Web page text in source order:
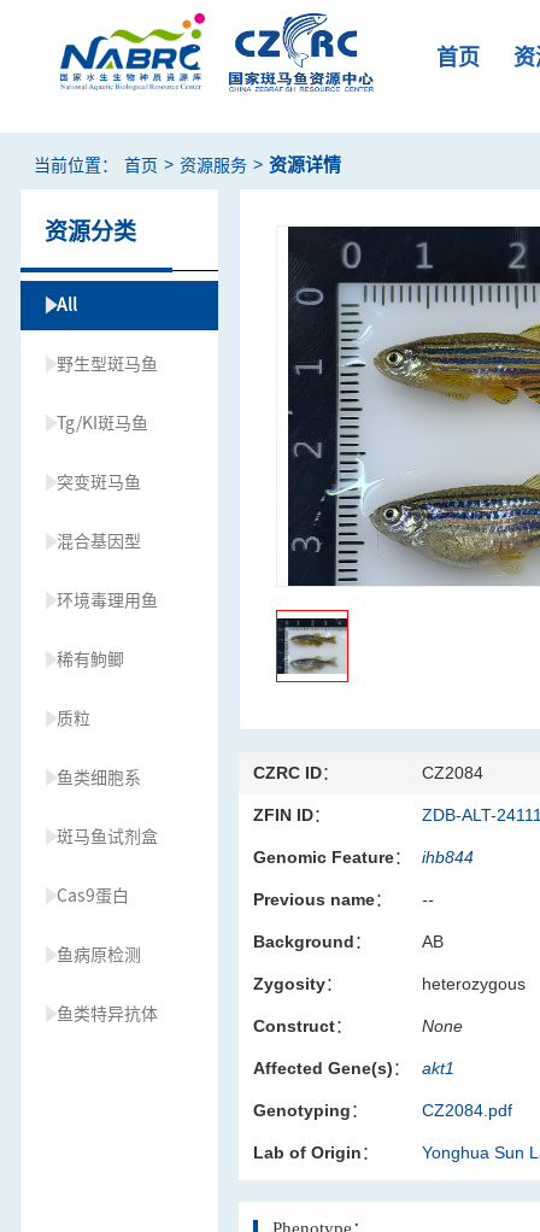
首页
当前位置： 首页 > 资源服务 > 资源详情
资源分类
All
野生型斑马鱼
Tg/KI斑马鱼
突变斑马鱼
混合基因型
环境毒理用鱼
稀有鮈鲫
质粒
鱼类细胞系
斑马鱼试剂盒
Cas9蛋白
鱼病原检测
鱼类特异抗体
CZRC ID： CZ2084
ZFIN ID： ZDB-ALT-
Genomic Feature： ihb844
Previous name： --
Background： AB
Zygosity： heterozygous
Construct： None
Affected Gene(s)： akt1
Genotyping： CZ2084.pdf
Lab of Origin： Yonghua Sun